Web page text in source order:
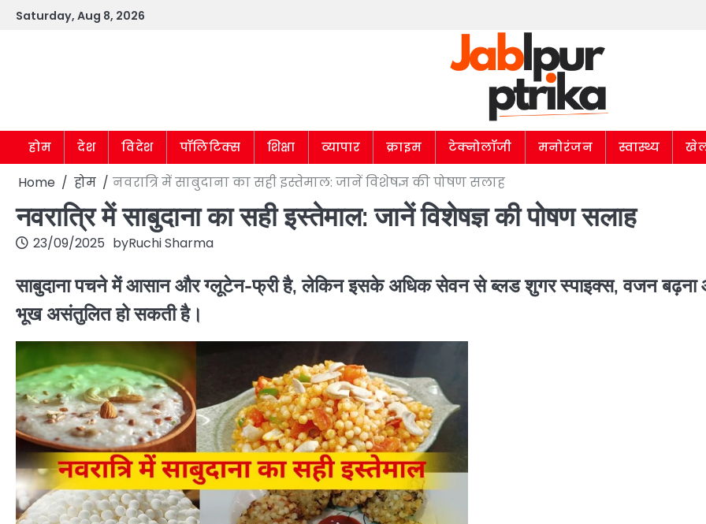
SkipSaturday, Aug 8, 2026
होम देश विदेश पॉलिटिक्स शिक्षा व्यापार क्राइम टेक्नोलॉजी मनोरंजन स्वास्थ्य
Home होम नवरात्रि में साबुदाना का सही इस्तेमाल: जानें विशेषज्ञ की पोषण सलाह
नवरात्रि में साबुदाना का सही इस्तेमाल: जानें विशेषज्ञ की पोषण सलाह
23/09/2025 byRuchi Sharma
साबुदाना पचने में आसान और ग्लूटेन-फ्री है, लेकिन इसके अधिक सेवन से ब्लड शुगर स्पाइक्स, वजन बढ़ना
भूख असंतुलित हो सकती है।